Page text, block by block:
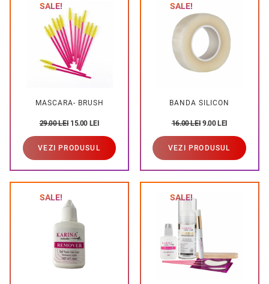
SALE!
MASCARA- BRUSH
29.00LEI 15.00 LEI
VEZI PRODUSUL
SALE!
BANDA SILICON
16.00LEI9.00LEI
VEZI PRODUSUL
SALE! SALE!